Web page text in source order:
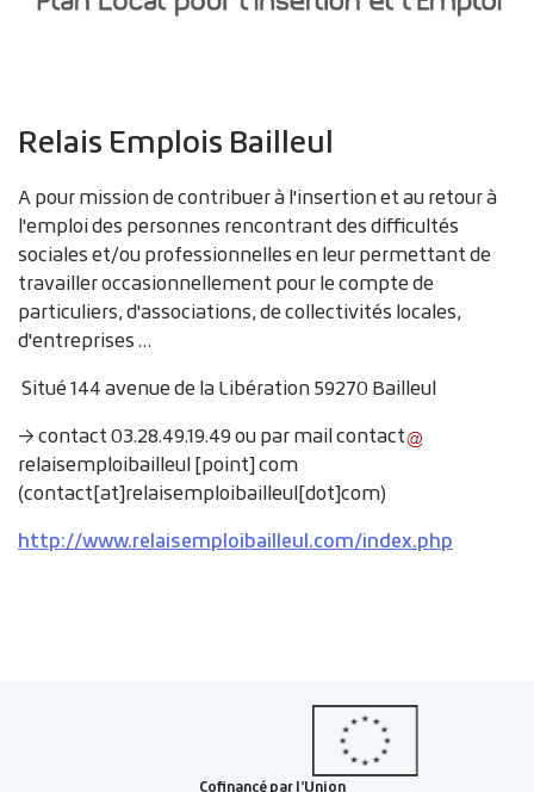
Relais Emplois Bailleul
A pour mission de contribuer à l'insertion et au retour à
l'emploi des personnes rencontrant des difficultés
sociales et/ou professionnelles en leur permettant de
travailler occasionnellement pour le compte de
particuliers, d'associations, de collectivités locales,
d'entreprises …
Situé 144 avenue de la Libération 59270 Bailleul
→ contact 03.28.49.19.49 ou par mailcontact
relaisemploibailleul[point]com
(contact[at]relaisemploibailleul[dot]com)
http://www.relaisemploibailleul.com/index.php